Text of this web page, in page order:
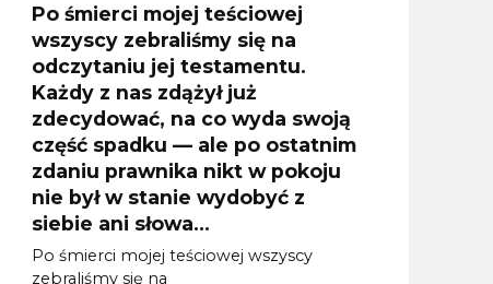
Po śmierci mojej teściowej
wszyscy zebraliśmy się na
odczytaniu jej testamentu.
Każdy z nas zdążył już
zdecydować, na co wyda swoją
część spadku — ale po ostatnim
zdaniu prawnika nikt w pokoju
nie był w stanie wydobyć z
siebie ani słowa…
Po śmierci mojej teściowej wszyscy
zebraliśmy się na